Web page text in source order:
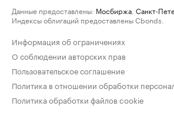
Данные предоставлены: Мосбиржа Санкт-
Индексы облигаций предоставлены Cbonds.
Информация об ограничениях
О соблюдении авторских прав
Пользовательское соглашение
Политика в отношении обработки
Политика обработки файлов cookie